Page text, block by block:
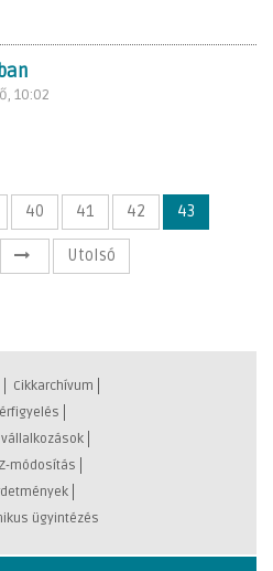
10:02
40 41 42 43
Utolsó
Cikkarchívum
vállalkozások
módosítás
ügyintézés